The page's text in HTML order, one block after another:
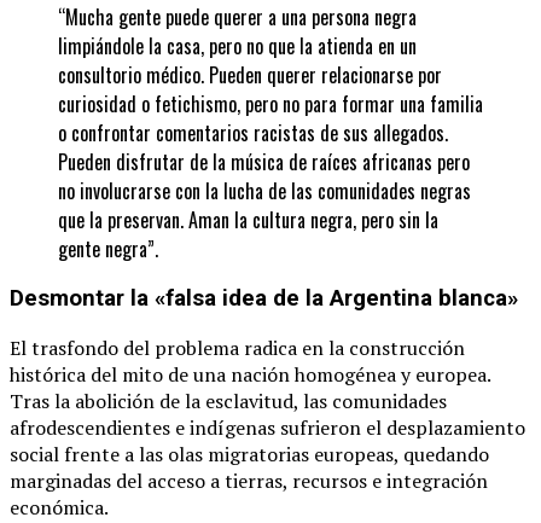
“Mucha gente puede querer a una persona negra
limpiándole la casa, pero no que la atienda en un
consultorio médico. Pueden querer relacionarse por
curiosidad o fetichismo, pero no para formar una familia
o confrontar comentarios racistas de sus allegados.
Pueden disfrutar de la música de raíces africanas pero
no involucrarse con la lucha de las comunidades negras
que la preservan. Aman la cultura negra, pero sin la
gente negra”.
Desmontar la «falsa idea de la Argentina blanca»
El trasfondo del problema radica en la construcción
histórica del mito de una nación homogénea y europea.
Tras la abolición de la esclavitud, las comunidades
afrodescendientes e indígenas sufrieron el desplazamiento
social frente a las olas migratorias europeas, quedando
marginadas del acceso a tierras, recursos e integración
económica.